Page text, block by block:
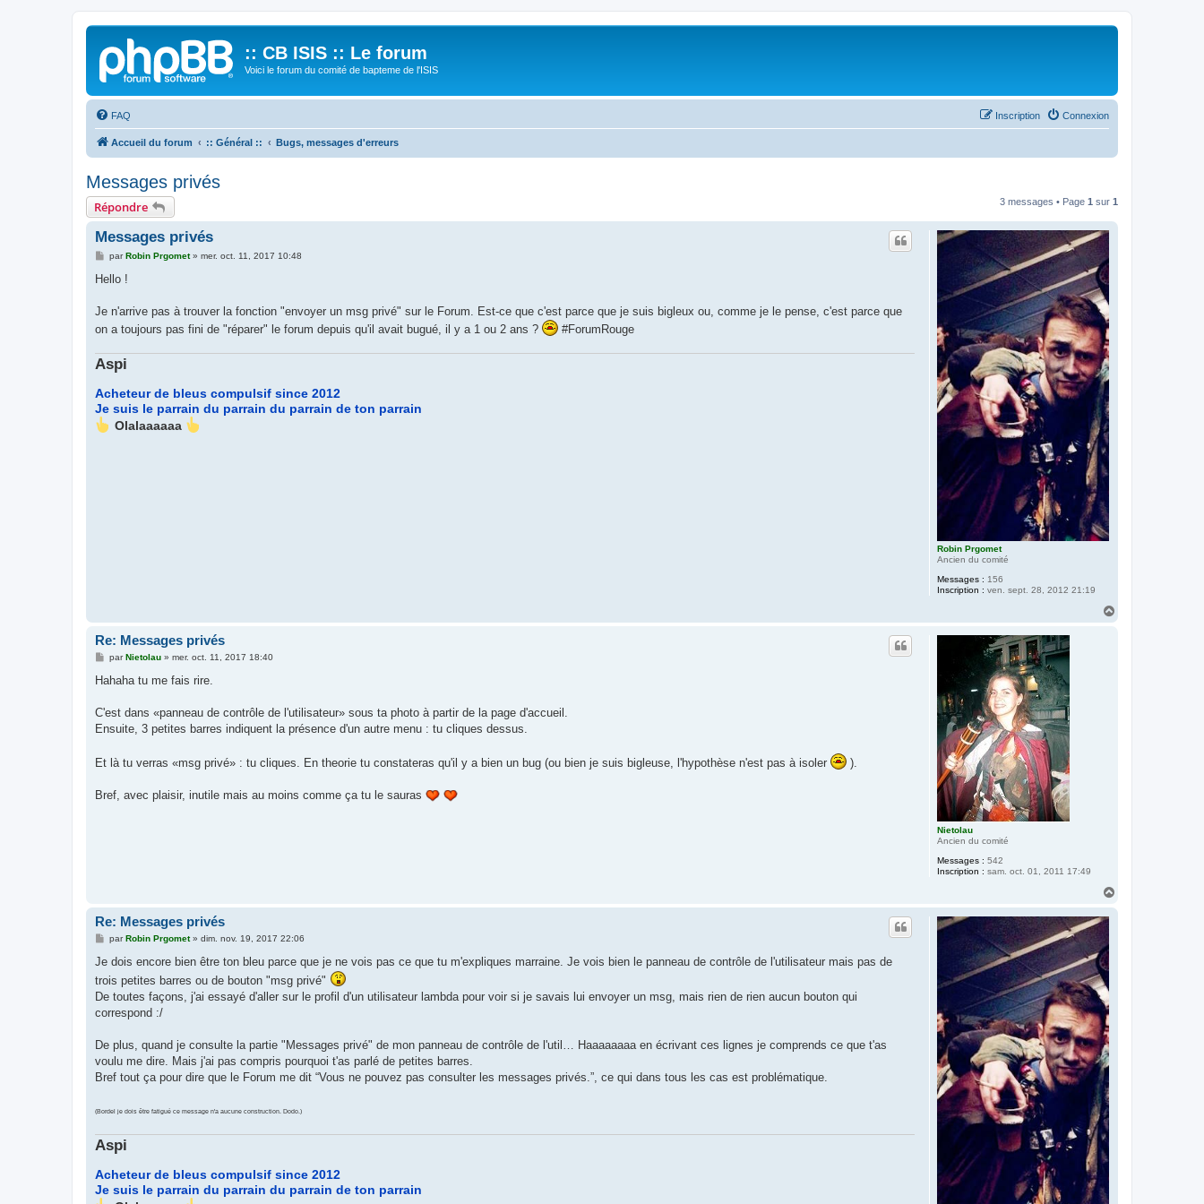
:: CB ISIS :: Le forum
Voici le forum du comité de bapteme de l'ISIS
FAQ Connexion
Inscription
Accueil du forum :: Général :: Bugs, messages d'erreurs
Messages privés
Répondre 3 messages • Page 1 sur 1
Robin Prgomet
Ancien du comité
Messages : 156
Inscription : ven. sept. 28, 2012 21:19
Messages privés
M
s
g
parRobin Prgomet» mer. oct. 11, 2017 10:48
Hello !
Je n'arrive pas à trouver la fonction "envoyer un msg privé" sur le Forum. Est-ce que c'est parce que je suis bigleux ou, comme je le pense, c'est parce que
on a toujours pas fini de "réparer" le forum depuis qu'il avait bugué, il y a 1 ou 2 ans ?
#ForumRouge
Aspi
Acheteur de bleus compulsif since 2012
Je suis le parrain du parrain du parrain de ton parrain
Olalaaaaaa
Nietolau
Ancien du comité
Messages : 542
Inscription : sam. oct. 01, 2011 17:49
Re: Messages privés
M
s
g
parNietolau» mer. oct. 11, 2017 18:40
Hahaha tu me fais rire.
C'est dans «panneau de contrôle de l'utilisateur» sous ta photo à partir de la page d'accueil.
Ensuite, 3 petites barres indiquent la présence d'un autre menu : tu cliques dessus.
Et là tu verras «msg privé» : tu cliques. En theorie tu constateras qu'il y a bien un bug (ou bien je suis bigleuse, l'hypothèse n'est pas à isoler ).
Bref, avec plaisir, inutile mais au moins comme ça tu le sauras
Re: Messages privés
M
s
a
e
parRobin Prgomet» dim. nov. 19, 2017 22:06
Je dois encore bien être ton bleu parce que je ne vois pas ce que tu m'expliques marraine. Je vois bien le panneau de contrôle de l'utilisateur mais pas de
trois petites barres ou de bouton "msg privé"
De toutes façons, j'ai essayé d'aller sur le profil d'un utilisateur lambda pour voir si je savais lui envoyer un msg, mais rien de rien aucun bouton qui
correspond :/
De plus, quand je consulte la partie "Messages privé" de mon panneau de contrôle de l'util… Haaaaaaaa en écrivant ces lignes je comprends ce que t'as
voulu me dire. Mais j'ai pas compris pourquoi t'as parlé de petites barres.
Bref tout ça pour dire que le Forum me dit “Vous ne pouvez pas consulter les messages privés.”, ce qui dans tous les cas est problématique.
(Bordel je dois être fatigué ce message n'a aucune construction. Dodo.)
Aspi
Acheteur de bleus compulsif since 2012
Je suis le parrain du parrain du parrain de ton parrain